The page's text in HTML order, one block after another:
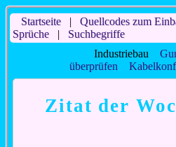
Startseite| Quellcodes zum
Sprüche| Suchbegriffe
Industriebau
überprüfen
Zitat der